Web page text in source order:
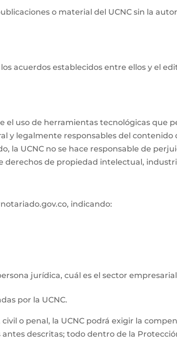
o material del UCNC sin la
acuerdos establecidos entre ellos y el
el uso de herramientas tecnológicas que
y legalmente responsables del contenido
la UCNC no se hace responsable de
derechos de propiedad intelectual,
indicando:
jurídica, cuál es el sector
por la UCNC.
o penal, la UCNC podrá exigir la
descritas; todo dentro de la